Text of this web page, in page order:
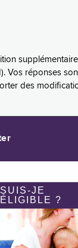
Vos réponses
des
SUIS-JE
ÉLIGIBLE ?